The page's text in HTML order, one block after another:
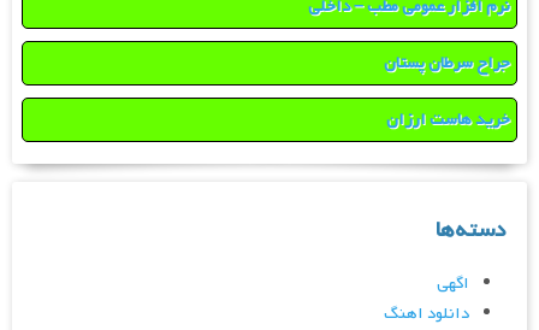
نرم افزار عمومی مطب – داخلی
جراح سرطان پستان
خرید هاست ارزان
دسته‌ها
اگهی
دانلود اهنگ